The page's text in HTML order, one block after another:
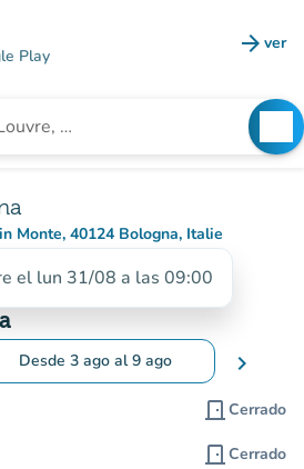
Play arrow_forward ver
Monte, 40124 Bologna, Italie
(abrir en Google Maps)
(nueva pestaña)
el lun 31/08 a las 09:00
Desde 3 ago al9 ago
el calendario para cambiar las
chevron_right
door_front Cerrado
door_front Cerrado